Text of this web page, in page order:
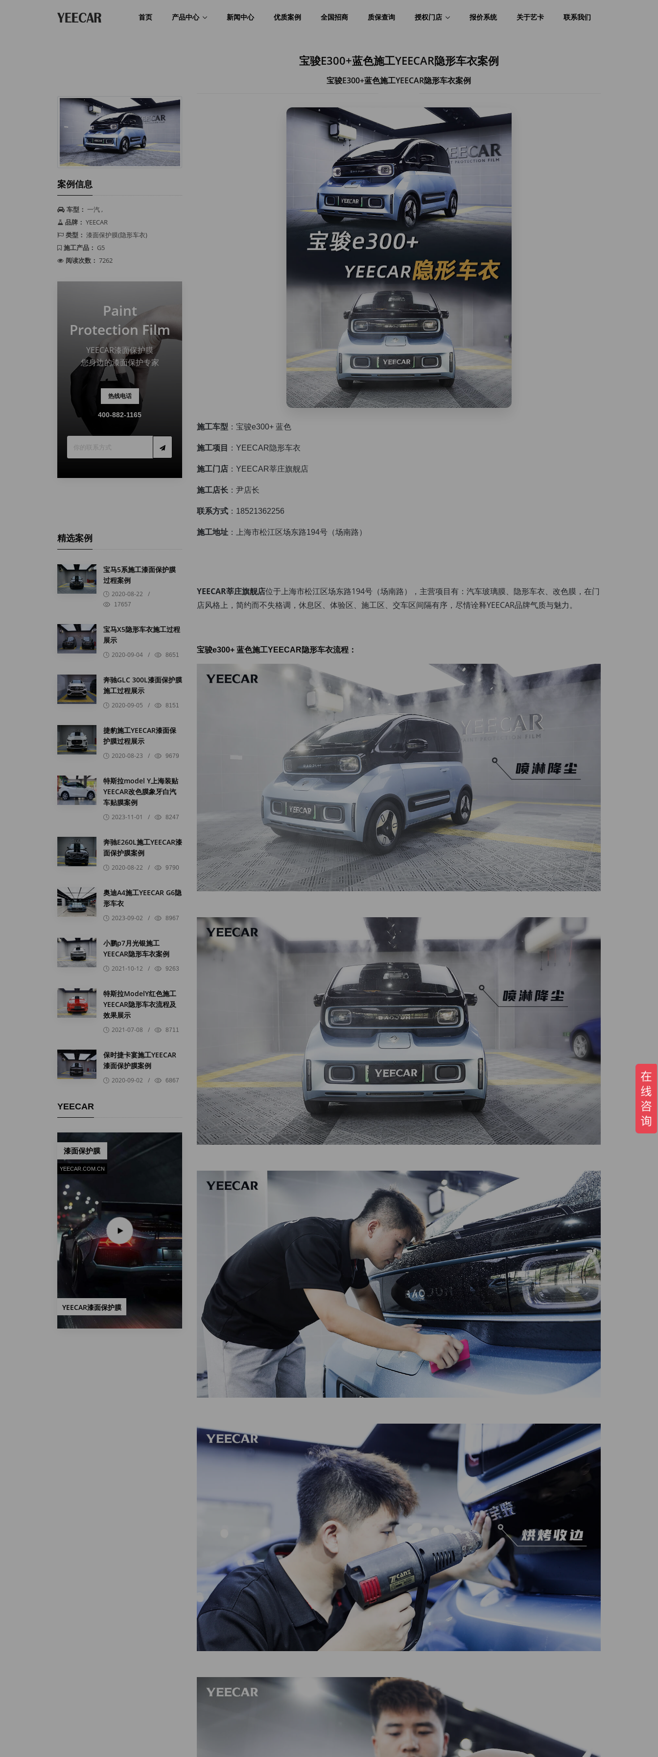
首页 产品中心 新闻中心 优质案例 全国招商 质保查询 授权门店 报价系统 关于艺卡 联系我们
案例信息
车型： 一汽 ,
品牌： YEECAR
类型： 漆面保护膜(隐形车衣)
施工产品： G5
阅读次数： 7262
Paint
Protection Film
YEECAR漆面保护膜
您身边的漆面保护专家
热线电话
400-882-1165
精选案例
宝马5系施工漆面保护膜
过程案例
2020-08-22 /
17657
宝马X5隐形车衣施工过程
展示
2020-09-04 / 8651
奔驰GLC 300L漆面保护膜
施工过程展示
2020-09-05 / 8151
捷豹施工YEECAR漆面保
护膜过程展示
2020-08-23 / 9679
特斯拉model Y上海装贴
YEECAR改色膜象牙白汽
车贴膜案例
2023-11-01 / 8247
奔驰E260L施工YEECAR漆
面保护膜案例
2020-08-22 / 9790
奥迪A4施工YEECAR G6隐
形车衣
2023-09-02 / 8967
小鹏p7月光银施工
YEECAR隐形车衣案例
2021-10-12 / 9263
特斯拉ModelY红色施工
YEECAR隐形车衣流程及
效果展示
2021-07-08 / 8711
保时捷卡宴施工YEECAR
漆面保护膜案例
2020-09-02 / 6867
YEECAR
漆面保护膜
YEECAR.COM.CN
YEECAR漆面保护膜
宝骏E300+蓝色施工YEECAR隐形车衣案例
宝骏E300+蓝色施工YEECAR隐形车衣案例
施工车型 ：宝骏e300+ 蓝色
施工项目 ：YEECAR隐形车衣
施工门店 ：YEECAR莘庄旗舰店
施工店长 ：尹店长
联系方式 ：18521362256
施工地址 ：上海市松江区场东路194号（场南路）
YEECAR莘庄旗舰店位于上海市松江区场东路194号（场南路），主营项目有：汽车玻璃膜、隐形车衣、改色膜，在门
店风格上，简约而不失格调，休息区、体验区、施工区、交车区间隔有序，尽情诠释YEECAR品牌气质与魅力。
宝骏e300+ 蓝色施工YEECAR隐形车衣流程 ：
获取YEECAR官方旗舰店优惠报价
姓名
手机号